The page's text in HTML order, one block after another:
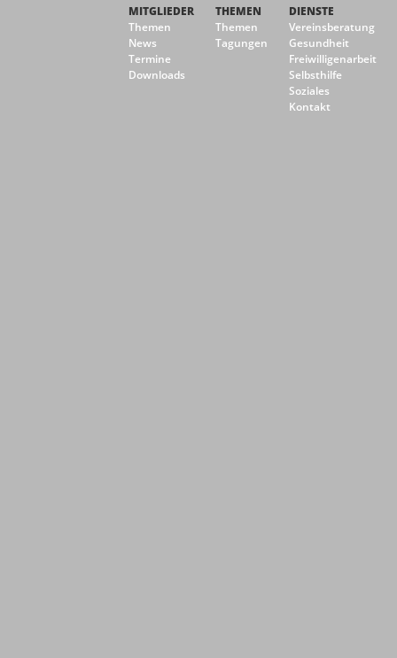
MITGLIEDER
Themen
News
Termine
Downloads
THEMEN
Themen
Tagungen
DIENSTE
Vereinsberatung
Gesundheit
Freiwilligenarbeit
Selbsthilfe
Soziales
Kontakt